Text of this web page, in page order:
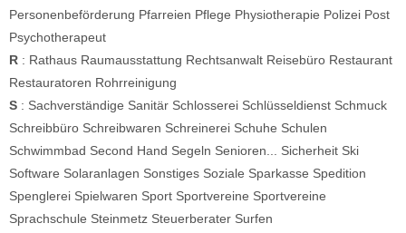
Personenbeförderung Pfarreien Pflege Physiotherapie Polizei Post
Psychotherapeut
R : Rathaus Raumausstattung Rechtsanwalt Reisebüro Restaurant
Restauratoren Rohrreinigung
S : Sachverständige Sanitär Schlosserei Schlüsseldienst Schmuck
Schreibbüro Schreibwaren Schreinerei Schuhe Schulen
Schwimmbad Second Hand Segeln Senioren... Sicherheit Ski
Software Solaranlagen Sonstiges Soziale Sparkasse Spedition
Spenglerei Spielwaren Sport Sportvereine Sportvereine
Sprachschule Steinmetz Steuerberater Surfen